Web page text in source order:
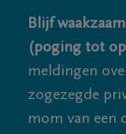
Blijf
(poging tot
meldingen
zogezegde
mom van een